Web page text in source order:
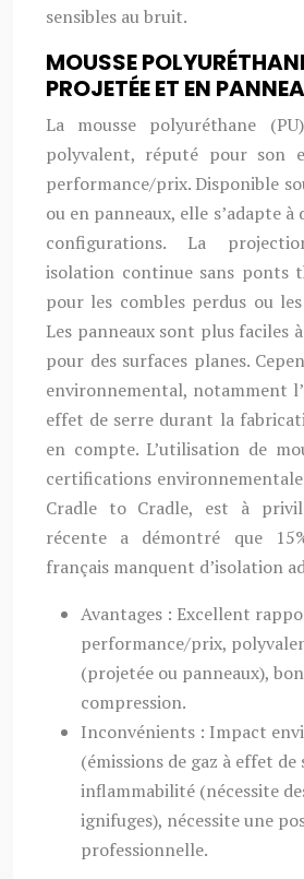
sensibles au bruit.
MOUSSE
PROJETÉE ET EN
La mousse polyuréthane
polyvalent, réputé pour son
performance/prix. Disponible
ou en panneaux, elle s’adapte
configurations. La
isolation continue sans ponts
pour les combles perdus ou
Les panneaux sont plus faciles
pour des surfaces planes.
environnemental, notamment
effet de serre durant la
en compte. L’utilisation de
certifications
Cradle to Cradle, est à
récente a démontré que
français manquent d’isolation
Avantages : Excellent
performance/prix,
(projetée ou panneaux),
compression.
Inconvénients : Impact
(émissions de gaz à effet de
inflammabilité (nécessite
ignifuges), nécessite une
professionnelle.